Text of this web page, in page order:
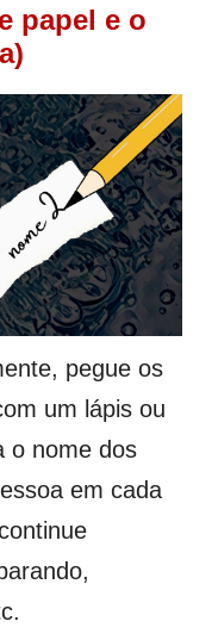
papel e o
pegue os
um lápis ou
o nome dos
em cada